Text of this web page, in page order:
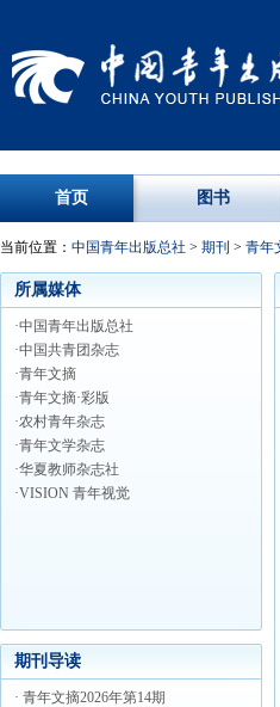
首页 图书
当前位置： 中国青年出版总社 > 期刊 > 青年
所属媒体
·中国青年出版总社
·中国共青团杂志
·青年文摘
·青年文摘·彩版
·农村青年杂志
·青年文学杂志
·华夏教师杂志社
·VISION 青年视觉
期刊导读
· 青年文摘2026年第14期